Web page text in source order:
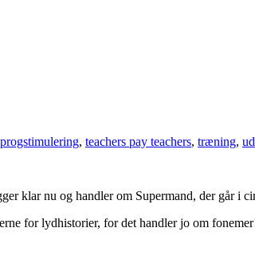
, teachers pay teachers, træning,
klar nu og handler om Supermand, der går i
for lydhistorier, for det handler jo om